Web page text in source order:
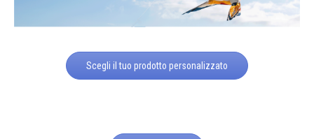
Scegli il tuo prodotto personalizzato